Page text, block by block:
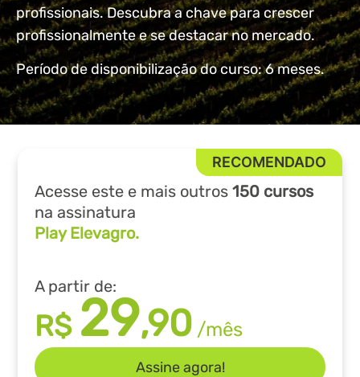
profissionais. Descubra a chave para crescer
profissionalmente e se destacar no mercado.
Período de disponibilização do curso: 6 meses.
Acesse este e mais outros150 cursos
na assinatura
Play Elevagro.
A partir de:
R$ 29,90 /mês
Assine agora!